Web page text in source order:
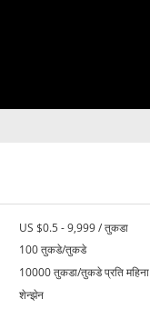
US $0.5 - 9,999 / तुकडा
100 तुकडे/तुकडे
10000 तुकडा/तुकडे प्रति महिना
शेन्झेन